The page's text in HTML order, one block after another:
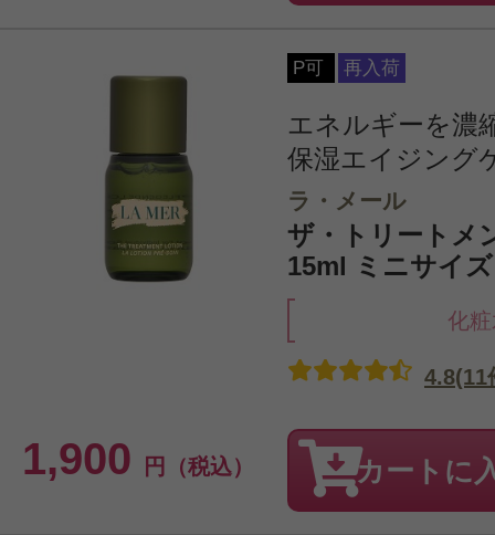
P可 再入荷
エネルギーを濃
保湿エイジング
ラ・メール
ザ・トリートメ
15ml ミニサイズ
化
1,900 円（税込）
4.8(11
カートに